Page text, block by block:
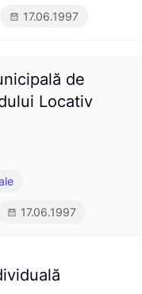
17.06.1997
de
Locativ
17.06.1997